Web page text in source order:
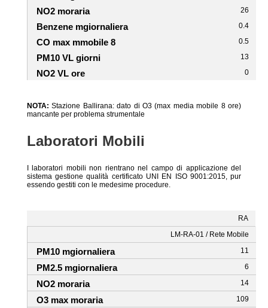
26
0.4
0.5
13
0
NOTA: Stazione Ballirana: dato di O3 (max media mobile 8 ore)
mancante per problema strumentale
Laboratori Mobili
I laboratori mobili non rientrano nel campo di applicazione del
sistema gestione qualità certificato UNI EN ISO 9001:2015, pur
essendo gestiti con le medesime procedure.
RA
LM-RA-01 / Rete Mobile
11
6
14
109